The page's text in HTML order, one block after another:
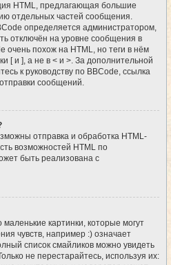
HTML, предлагающая большие
отдельных частей сообщения.
определяется администратором,
отключён на уровне сообщения в
очень похож на HTML, но теги в нём
[ и ], а не в < и >. За дополнительной
к руководству по BBCode, ссылка
сообщений.
отправка и обработка HTML-
возможностей HTML по
быть реализована с
картинки, которые могут
чувств, например :) означает
список смайликов можно увидеть
не перестарайтесь, используя их: